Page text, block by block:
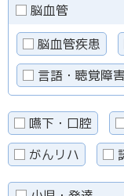
脳血管
脳血管疾患
言語・聴覚障害
嚥下・口腔
がんリハ